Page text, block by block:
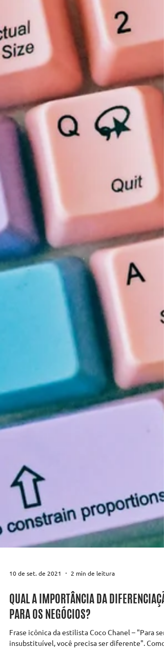
10 de set. de 2021 2 min de leitura